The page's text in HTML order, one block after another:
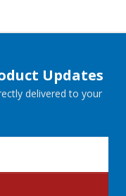
Updates
delivered to your